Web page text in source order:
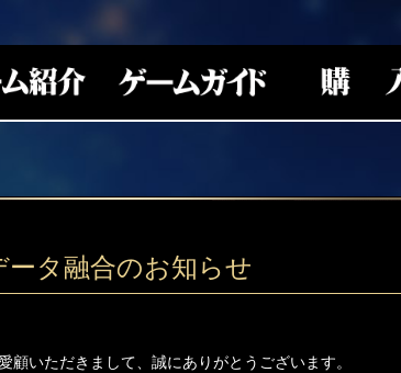
ータ融合のお知らせ
顧いただきまして、誠にありがとうございます。